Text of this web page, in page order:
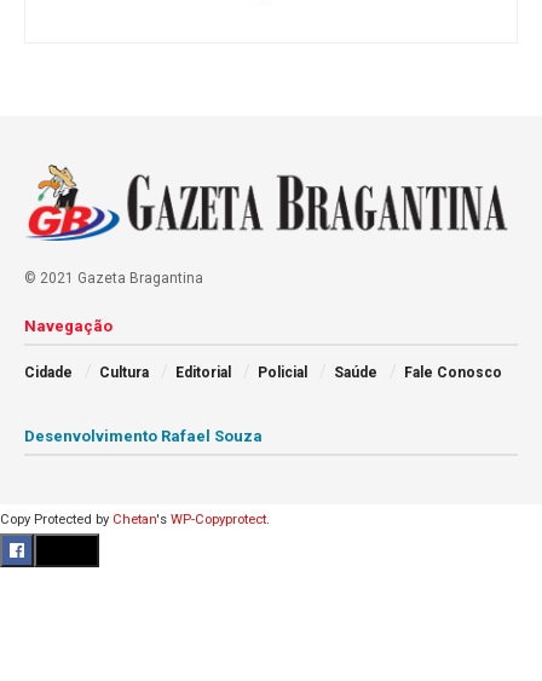
© 2021 Gazeta Bragantina
Navegação
Cidade Cultura Editorial Policial Saúde Fale Conosco
Desenvolvimento Rafael Souza
Copy Protected by Chetan's WP-Copyprotect.